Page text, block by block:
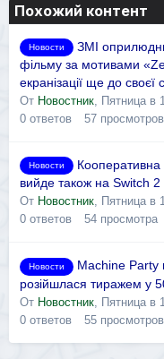
Похожий контент
Новости
ЗМІ
фільму за мотивами
екранізації ще до своєї
От Новостник
Пятница в
0 ответов 57 просмотров
Новости
вийде також на Switch 2
От Новостник, Пятница в
0 ответов 54 просмотра
Новости
Machine Party
розійшлася тиражем у
От Новостник Пятница в
0 ответов 55 просмотров